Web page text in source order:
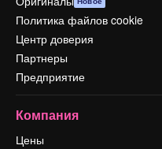
Политика файлов cookie
Центр доверия
Партнеры
Предприятие
Компания
Цены